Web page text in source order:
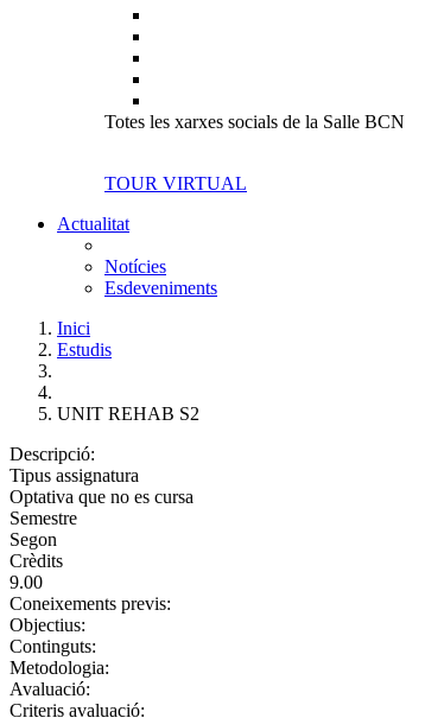
Totes les xarxes socials de la Salle BCN
TOUR VIRTUAL
Actualitat
Notícies
Esdeveniments
Inici
Estudis
UNIT REHAB S2
Descripció:
Tipus assignatura
Optativa que no es cursa
Semestre
Segon
Crèdits
9.00
Coneixements previs:
Objectius:
Continguts:
Metodologia:
Avaluació:
Criteris avaluació: